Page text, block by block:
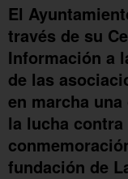
El
través de su
Información a
de las
en marcha
la lucha
fundación de